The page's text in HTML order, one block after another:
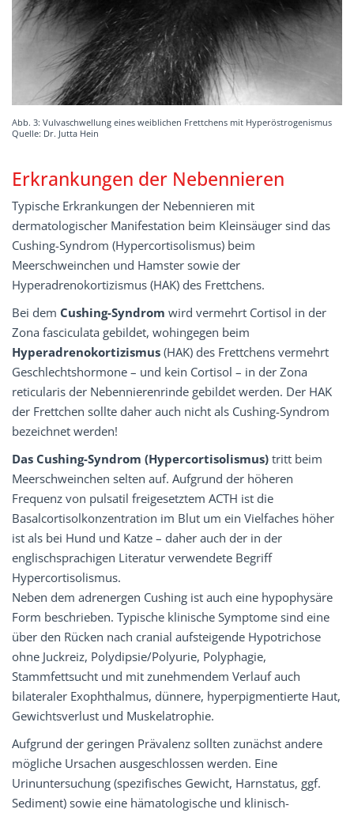
Abb. 3: Vulvaschwellung eines weiblichen Frettchens mit Hyperöstrogenismus
Quelle: Dr. Jutta Hein
Erkrankungen der Nebennieren
Typische Erkrankungen der Nebennieren mit
dermatologischer Manifestation beim Kleinsäuger sind das
Cushing-Syndrom (Hypercortisolismus) beim
Meerschweinchen und Hamster sowie der
Hyperadrenokortizismus (HAK) des Frettchens.
Bei dem Cushing-Syndrom wird vermehrt Cortisol in der
Zona fasciculata gebildet, wohingegen beim
Hyperadrenokortizismus (HAK) des Frettchens vermehrt
Geschlechtshormone – und kein Cortisol – in der Zona
reticularis der Nebennierenrinde gebildet werden. Der HAK
der Frettchen sollte daher auch nicht als Cushing-Syndrom
bezeichnet werden!
Das Cushing-Syndrom (Hypercortisolismus) tritt beim
Meerschweinchen selten auf. Aufgrund der höheren
Frequenz von pulsatil freigesetztem ACTH ist die
Basalcortisolkonzentration im Blut um ein Vielfaches höher
ist als bei Hund und Katze – daher auch der in der
englischsprachigen Literatur verwendete Begriff
Hypercortisolismus.
Neben dem adrenergen Cushing ist auch eine hypophysäre
Form beschrieben. Typische klinische Symptome sind eine
über den Rücken nach cranial aufsteigende Hypotrichose
ohne Juckreiz, Polydipsie/Polyurie, Polyphagie,
Stammfettsucht und mit zunehmendem Verlauf auch
bilateraler Exophthalmus, dünnere, hyperpigmentierte Haut,
Gewichtsverlust und Muskelatrophie.
Aufgrund der geringen Prävalenz sollten zunächst andere
mögliche Ursachen ausgeschlossen werden. Eine
Urinuntersuchung (spezifisches Gewicht, Harnstatus, ggf.
Sediment) sowie eine hämatologische und klinisch-